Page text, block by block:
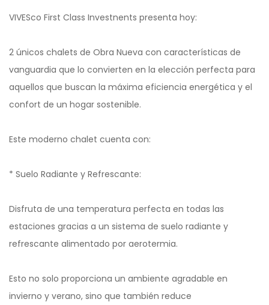
VIVESco First Class Investnents presenta hoy:
2 únicos chalets de Obra Nueva con características de
vanguardia que lo convierten en la elección perfecta para
aquellos que buscan la máxima eficiencia energética y el
confort de un hogar sostenible.
Este moderno chalet cuenta con:
* Suelo Radiante y Refrescante:
Disfruta de una temperatura perfecta en todas las
estaciones gracias a un sistema de suelo radiante y
refrescante alimentado por aerotermia.
Esto no solo proporciona un ambiente agradable en
invierno y verano, sino que también reduce